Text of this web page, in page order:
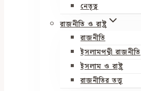
নেতৃত্ব
রাজনীতি ও রাষ্ট্র
রাজনীতি
ইসলামপন্থী রাজনীতি
ইসলাম ও রাষ্ট্র
রাজনীতির তত্ত্ব